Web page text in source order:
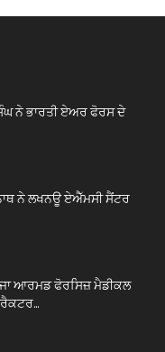
ਨੇ ਭਾਰਤੀ ਏਅਰ ਫੋਰਸ ਦੇ
ਨੇ ਲਖਨਊ ਏਐੱਮਸੀ ਸੈਂਟਰ
ਆਰਮਡ ਫੋਰਸਿਜ਼ ਮੈਡੀਕਲ